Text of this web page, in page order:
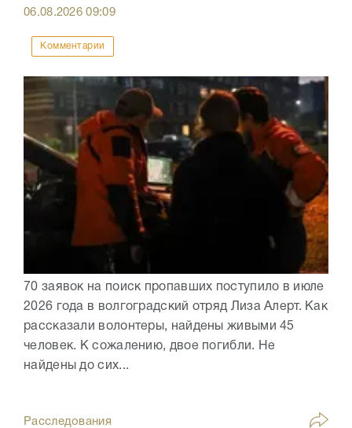
06.08.202609:09
Комментарии
70 заявок на поиск пропавших поступило в июле
2026 года в волгоградский отряд Лиза Алерт. Как
рассказали волонтеры, найдены живыми 45
человек. К сожалению, двое погибли. Не
найдены до сих...
Расследования